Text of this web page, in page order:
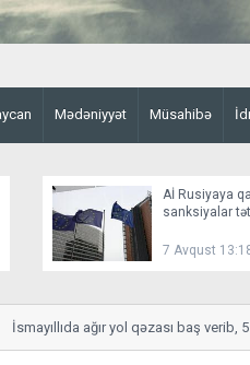
Mədəniyyət Müsahibə
Aİ Rusiyaya
sanksiyalar
7 Avqust
ağır yol qəzası baş verib, 5